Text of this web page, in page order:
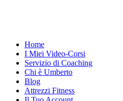
Home
I Miei Video-Corsi
Servizio di Coaching
Chi è Umberto
Blog
Attrezzi Fitness